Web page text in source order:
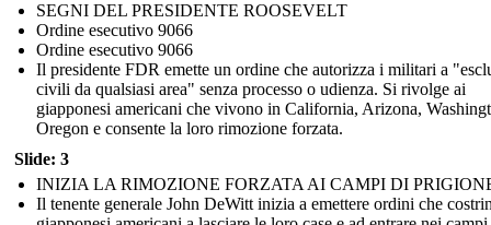
SEGNI DEL PRESIDENTE ROOSEVELT
Ordine esecutivo 9066
Ordine esecutivo 9066
Il presidente FDR emette un ordine che autorizza i militari a
civili da qualsiasi area" senza processo o udienza. Si rivolge ai
giapponesi americani che vivono in California, Arizona,
Oregon e consente la loro rimozione forzata.
Slide: 3
INIZIA LA RIMOZIONE FORZATA AI CAMPI DI
Il tenente generale John DeWitt inizia a emettere ordini che